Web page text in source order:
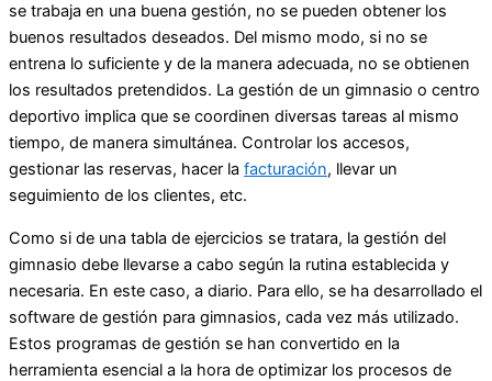
se trabaja en una buena gestión, no se pueden obtener los
buenos resultados deseados. Del mismo modo, si no se
entrena lo suficiente y de la manera adecuada, no se obtienen
los resultados pretendidos. La gestión de un gimnasio o centro
deportivo implica que se coordinen diversas tareas al mismo
tiempo, de manera simultánea. Controlar los accesos,
gestionar las reservas, hacer la facturación, llevar un
seguimiento de los clientes, etc.
Como si de una tabla de ejercicios se tratara, la gestión del
gimnasio debe llevarse a cabo según la rutina establecida y
necesaria. En este caso, a diario. Para ello, se ha desarrollado el
software de gestión para gimnasios, cada vez más utilizado.
Estos programas de gestión se han convertido en la
herramienta esencial a la hora de optimizar los procesos de